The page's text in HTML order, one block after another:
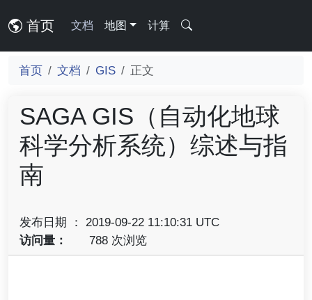
首页 文档 地图 计算
首页 文档 GIS 正文
SAGA GIS（自动化地球
科学分析系统）综述与指
南
发布日期 ： 2019-09-22 11:10:31 UTC
访问量：
788 次浏览